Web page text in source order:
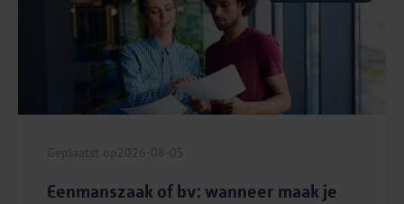
Geplaatst op 2026-08-05
Eenmanszaak of bv: wanneer maak je